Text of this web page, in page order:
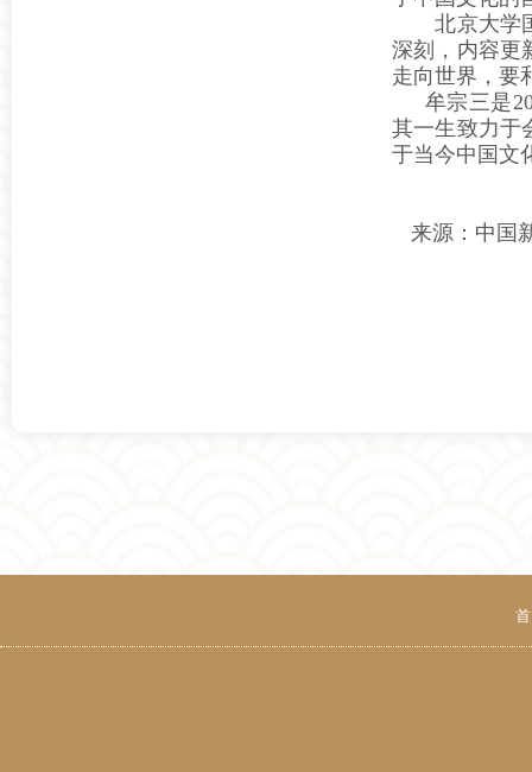
北京大学国
深刻，内容更
走向世界，要
牟宗三是
其一生致力于
于当今中国文
来源：中国